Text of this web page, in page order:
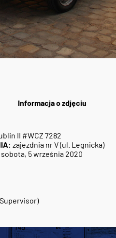
Informacja o zdjęciu
II #WCZ 7282
zajezdnia nr V (ul. Legnicka)
sobota, 5 września 2020